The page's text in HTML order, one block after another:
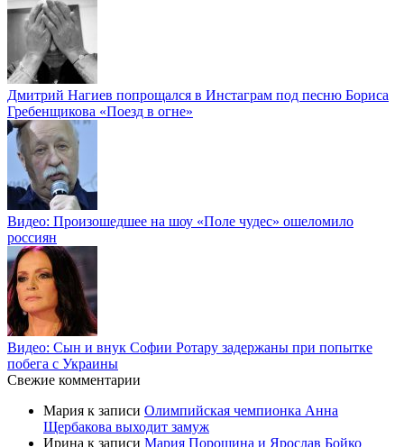
Дмитрий Нагиев попрощался в Инстаграм под песню Бориса
Гребенщикова «Поезд в огне»
Видео: Произошедшее на шоу «Поле чудес» ошеломило
россиян
Видео: Сын и внук Софии Ротару задержаны при попытке
побега с Украины
Свежие комментарии
Мария к записи Олимпийская чемпионка Анна
Щербакова выходит замуж
Ирина к записи Мария Порошина и Ярослав Бойко